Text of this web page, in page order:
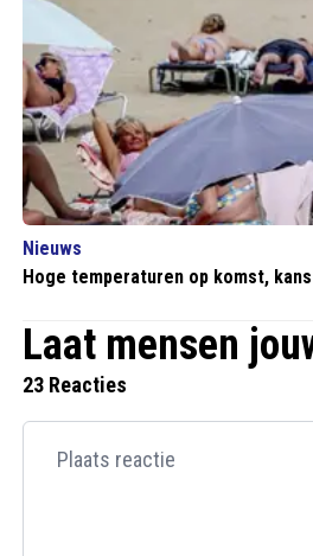
Nieuws
Hoge temperaturen op komst,
Laat mensen
23 Reacties